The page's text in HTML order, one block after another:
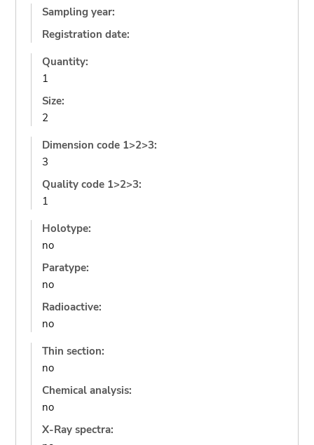
Sampling year:
Registration date:
Quantity:
1
Size:
2
Dimension code 1>2>3:
3
Quality code 1>2>3:
1
Holotype:
no
Paratype:
no
Radioactive:
no
Thin section:
no
Chemical analysis:
no
X-Ray spectra: